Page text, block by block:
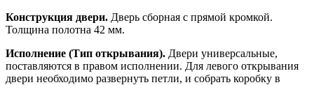
Конструкция двери. Дверь сборная с прямой кромкой.
Толщина полотна 42 мм.
Исполнение (Тип открывания). Двери универсальные,
поставляются в правом исполнении. Для левого открывания
двери необходимо развернуть петли, и собрать коробку в